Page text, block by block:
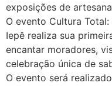
exposições de
O evento Cultura
Iepê realiza sua
encantar moradores,
celebração única de
O evento será